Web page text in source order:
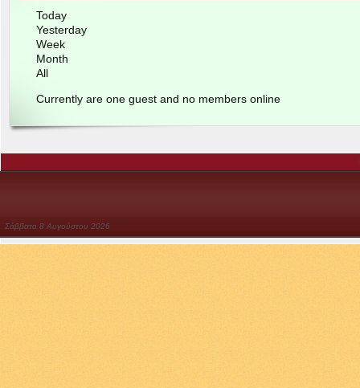
Today
Yes­ter­day
Week
Month
All
Cur­rently are one guest and no mem­bers online
Σάββατο 8 Αυγούστου 2026